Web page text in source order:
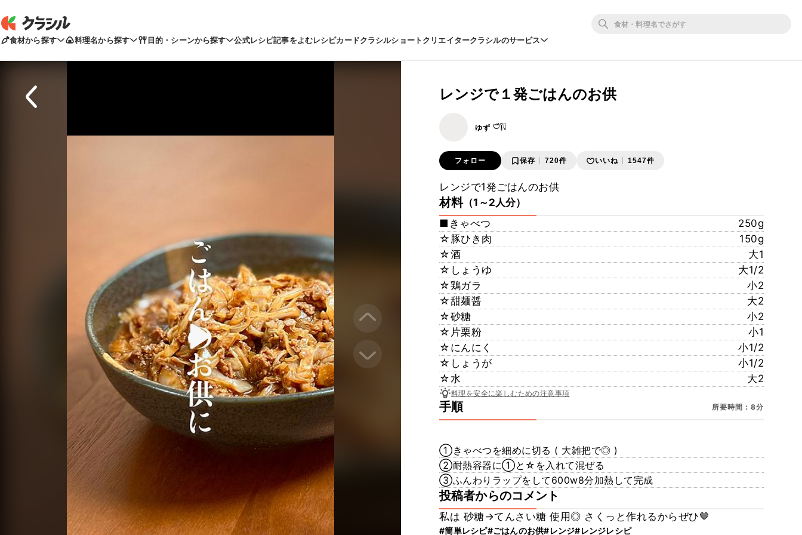
食材から探す 料理名から探す 目的・シーンから探す 公式レシピ記事をよむレシピカードクラシルショートクリエイタークラシルのサービス
レンジで１発ごはんのお供
ゆず 𓎩𓌉𓇋 ‎
フォロー 保存 720件 いいね 1547件
レンジで1発ごはんのお供
材料（1～2人分）
■きゃべつ
250g
☆豚ひき肉
150g
☆酒
大1
☆しょうゆ
大1/2
☆鶏ガラ
小2
☆甜麺醤
大2
☆砂糖
小2
☆片栗粉
小1
☆にんにく
小1/2
☆しょうが
小1/2
☆水
大2
料理を安全に楽しむための注意事項
手順 所要時間：8分
①きゃべつを細めに切る ( 大雑把で◎ )
②耐熱容器に①と☆を入れて混ぜる
③ふんわりラップをして600w8分加熱して完成
投稿者からのコメント
私は 砂糖→てんさい糖 使用◎ さくっと作れるからぜひ🤎
#簡単レシピ#ごはんのお供#レンジ#レンジレシピ